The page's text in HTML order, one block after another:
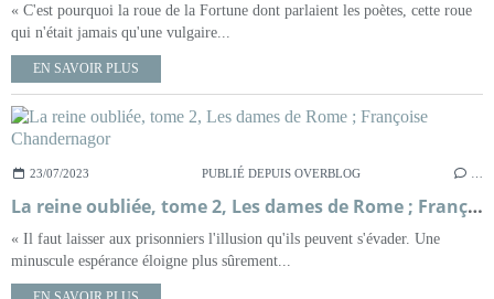
« C'est pourquoi la roue de la Fortune dont parlaient les poètes, cette roue
qui n'était jamais qu'une vulgaire...
EN SAVOIR PLUS
23/07/2023 PUBLIÉ DEPUIS OVERBLOG
La reine oubliée, tome 2, Les dames de Rome ; Françoise Chandernagor
« Il faut laisser aux prisonniers l'illusion qu'ils peuvent s'évader. Une
minuscule espérance éloigne plus sûrement...